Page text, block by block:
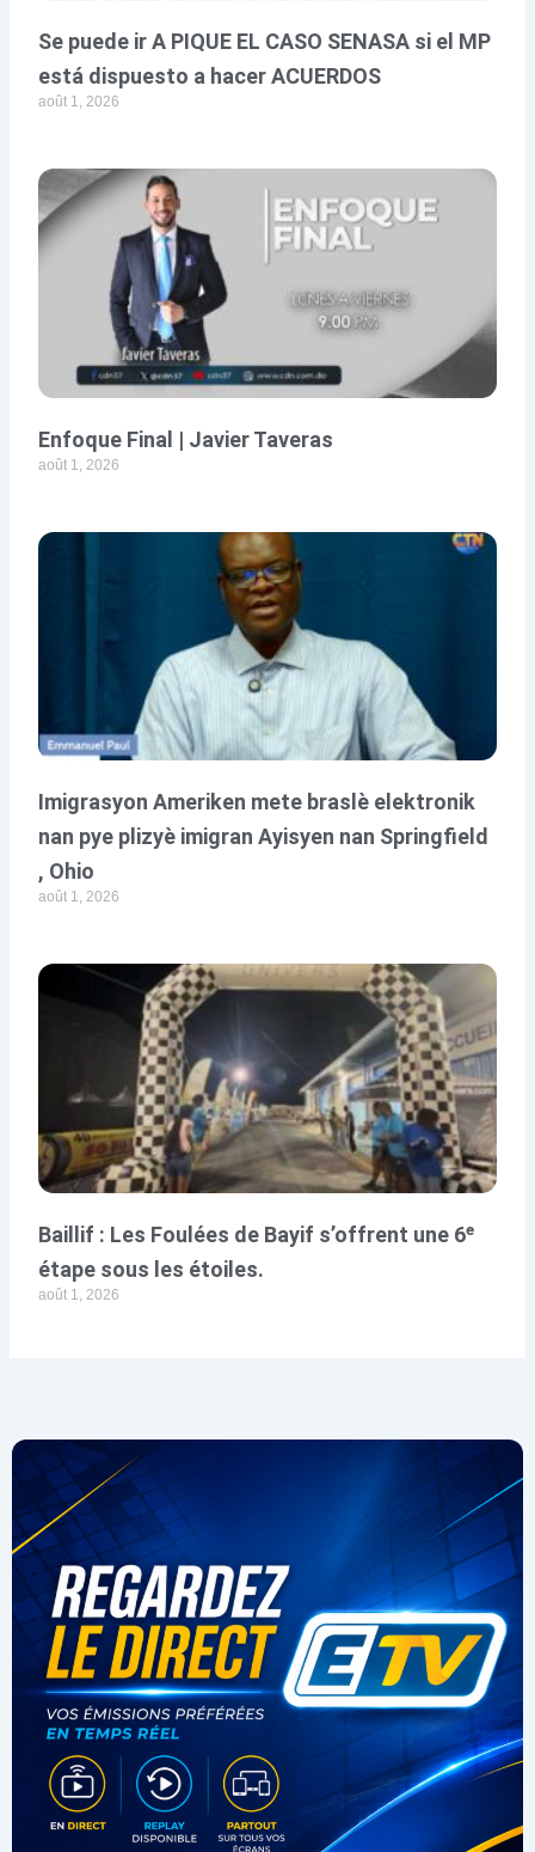
Se puede ir A PIQUE EL CASO SENASA si el MP
está dispuesto a hacer ACUERDOS
août 1, 2026
Enfoque Final | Javier Taveras
août 1, 2026
Imigrasyon Ameriken mete braslè elektronik
nan pye plizyè imigran Ayisyen nan Springfield
, Ohio
août 1, 2026
Baillif : Les Foulées de Bayif s’offrent une 6ᵉ
étape sous les étoiles.
août 1, 2026